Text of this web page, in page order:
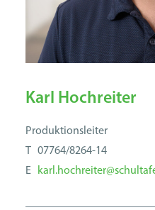
Karl Hochreiter
Produktionsleiter
T 07764/8264-14
E